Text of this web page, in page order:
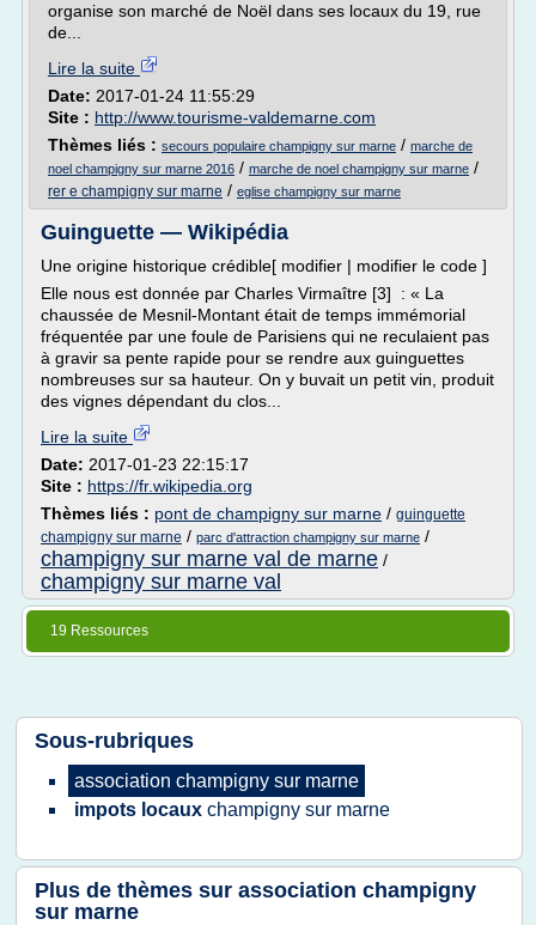
organise son marché de Noël dans ses locaux du 19, rue
de...
Lire la suite
Date: 2017-01-24 11:55:29
Site : http://www.tourisme-valdemarne.com
Thèmes liés : secours populaire champigny sur marne / marche de
noel champigny sur marne 2016 / marche de noel champigny sur marne /
rer e champigny sur marne / eglise champigny sur marne
Guinguette — Wikipédia
Une origine historique crédible[ modifier | modifier le code ]
Elle nous est donnée par Charles Virmaître [3] : « La
chaussée de Mesnil-Montant était de temps immémorial
fréquentée par une foule de Parisiens qui ne reculaient pas
à gravir sa pente rapide pour se rendre aux guinguettes
nombreuses sur sa hauteur. On y buvait un petit vin, produit
des vignes dépendant du clos...
Lire la suite
Date: 2017-01-23 22:15:17
Site : https://fr.wikipedia.org
Thèmes liés : pont de champigny sur marne / guinguette
champigny sur marne / parc d'attraction champigny sur marne /
champigny sur marne val de marne /
champigny sur marne val
19 Ressources
Sous-rubriques
association champigny sur marne
impots locaux champigny sur marne
Plus de thèmes sur association champigny
sur marne